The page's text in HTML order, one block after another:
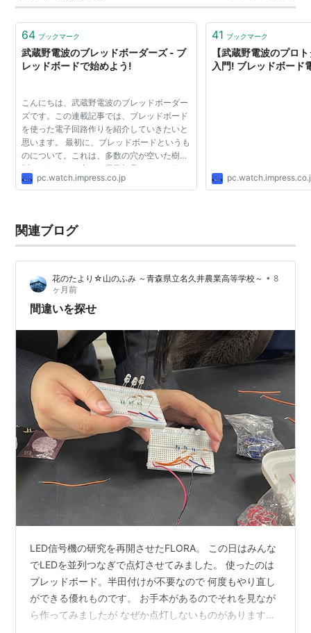
64 ブックマーク
武蔵野電波のブレッドボーダーズ - ブ
レッドボードで始めよう!
こんにちは、武蔵野電波のブレッドボーダー
ズです。この連載記事では、ブレッドボード
を使った電子回路作りを紹介していきたいと
思います。 最初に、ブレッドボードというも
のについて。これは、多数の穴が空いた樹脂
製のボードで、穴には電子部品やリード線を
直接挿すことができます。穴は内部で電気
pc.watch.impress.co.jp
41 ブックマーク
【武蔵野電波のプロ
入門! ブレッドボード
関連ブログ
花のたより☆山のふみ ～青森県立名久井農業高等学校～ • 8
ヶ月前
間違いを探せ
LED信号機の研究を再開させたFLORA。 この日はみんな
でLEDを並列つなぎで点灯させてみました。 使ったのは
ブレッドボード。半田付けが不要なので 何度もやり直し
ができる優れものです。 お手本があるのでそれを見なが
ら作ってみましたが なぜか点灯しないものがあります。